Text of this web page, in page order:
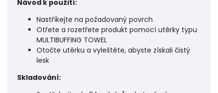
Návod k použití:
Nastříkejte na požadovaný povrch
Otřete a rozetřete produkt pomocí utěrky typu
MULTIBUFFING TOWEL
Otočte utěrku a vyleštěte, abyste získali čistý
lesk
Skladování: